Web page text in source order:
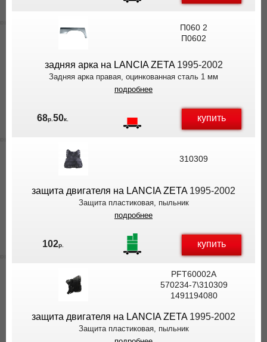
П060 2
П0602
задняя арка на LANCIA ZETA1995-2002
Задняя арка правая, оцинкованная сталь 1 мм
подробнее
68р.50к. купить
310309
защита двигателя на LANCIA ZETA1995-2002
Защита пластиковая, пыльник
подробнее
102р. купить
PFT60002A
570234-7\310309
1491194080
защита двигателя на LANCIA ZETA1995-2002
Защита пластиковая, пыльник